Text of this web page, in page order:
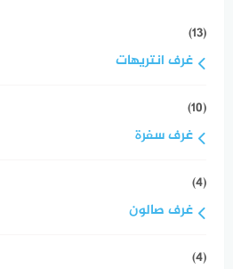
(13)
غرف انتريهات
(10)
غرف سفرة
(4)
غرف صالون
(4)